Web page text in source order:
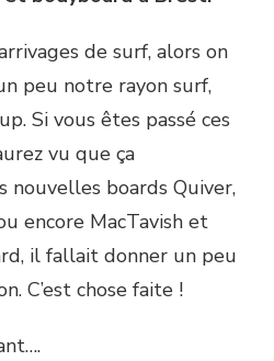
de surf, alors on
peu notre rayon surf,
Si vous êtes passé ces
vu que ça
nouvelles boards Quiver,
encore MacTavish et
il fallait donner un peu
C’est chose faite !